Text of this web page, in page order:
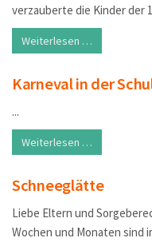
verzauberte die Kinder der
Weiterlesen …
Karneval in der
...
Weiterlesen …
Schneeglätte
Liebe Eltern und
Wochen und Monaten sind